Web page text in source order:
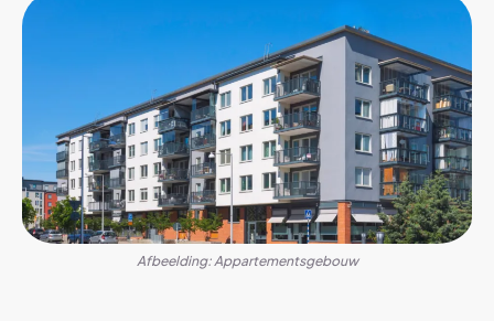
Afbeelding: Appartementsgebouw